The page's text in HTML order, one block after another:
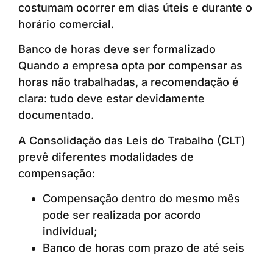
costumam ocorrer em dias úteis e durante o
horário comercial.
Banco de horas deve ser formalizado
Quando a empresa opta por compensar as
horas não trabalhadas, a recomendação é
clara: tudo deve estar devidamente
documentado.
A Consolidação das Leis do Trabalho (CLT)
prevê diferentes modalidades de
compensação:
Compensação dentro do mesmo mês
pode ser realizada por acordo
individual;
Banco de horas com prazo de até seis